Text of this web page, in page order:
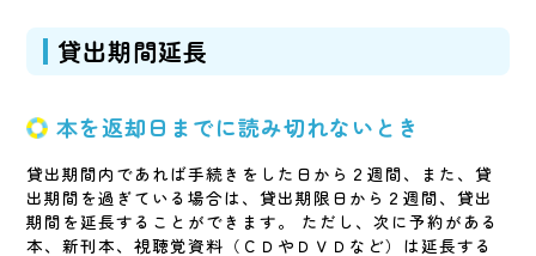
貸出期間延長
本を返却日までに読み切れないとき
貸出期間内であれば手続きをした日から２週間、また、貸
出期間を過ぎている場合は、貸出期限日から２週間、貸出
期間を延長することができます。 ただし、次に予約がある
本、新刊本、視聴覚資料（ＣＤやＤＶＤなど）は延長する